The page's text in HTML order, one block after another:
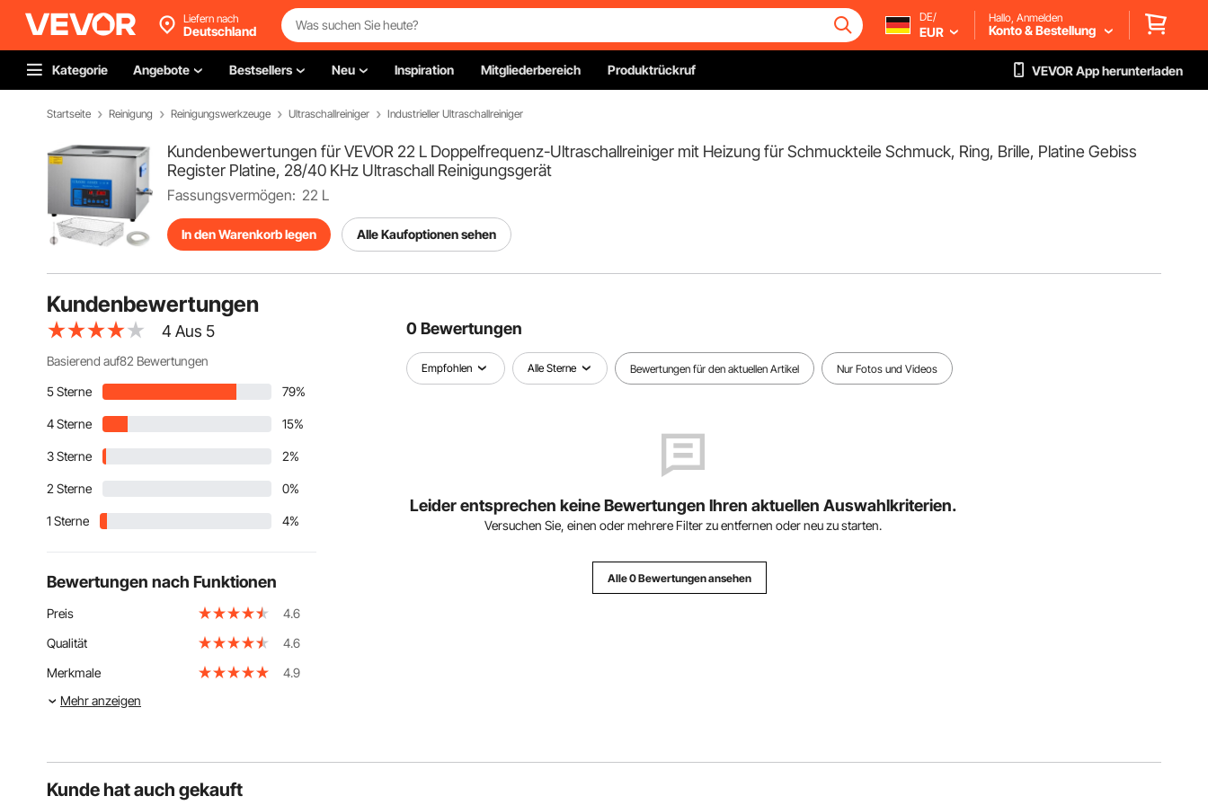
Liefern nach
Deutschland
DE/
EUR
Hallo, Anmelden
Konto & Bestellung
Kategorie Angebote Bestsellers Neu Inspiration Mitgliederbereich Produktrückruf VEVOR App herunterladen
Startseite Reinigung Reinigungswerkzeuge Ultraschallreiniger Industrieller Ultraschallreiniger
Kundenbewertungen für VEVOR 22 L Doppelfrequenz-Ultraschallreiniger mit Heizung für Schmuckteile Schmuck, Ring, Brille, Platine Gebiss
Register Platine, 28/40 KHz Ultraschall Reinigungsgerät
Fassungsvermögen: 22 L
In den Warenkorb legen Alle Kaufoptionen sehen
Kundenbewertungen
4 Aus 5
Basierend auf82 Bewertungen
5 Sterne
79%
4 Sterne 15%
3 Sterne 2%
2 Sterne 0%
1 Sterne 4%
Bewertungen nach Funktionen
Preis
4.6
Qualität
4.6
Merkmale
4.9
Mehr anzeigen
0 Bewertungen
Empfohlen Alle Sterne Bewertungen für den aktuellen Artikel Nur Fotos und Videos
Leider entsprechen keine Bewertungen Ihren aktuellen Auswahlkriterien.
Versuchen Sie, einen oder mehrere Filter zu entfernen oder neu zu starten.
Alle 0 Bewertungen ansehen
Kunde hat auch gekauft